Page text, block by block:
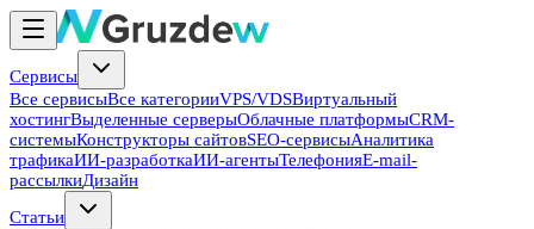
Сервисы
Все сервисыВсе категорииVPS/VDSВиртуальный
хостингВыделенные серверыОблачные платформыCRM-
системыКонструкторы сайтовSEO-сервисыАналитика
трафикаИИ-разработкаИИ-агентыТелефонияE-mail-
рассылкиДизайн
Статьи